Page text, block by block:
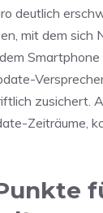
deutlich
mit dem sich
Smartphone
zusichert.
Zeiträume,